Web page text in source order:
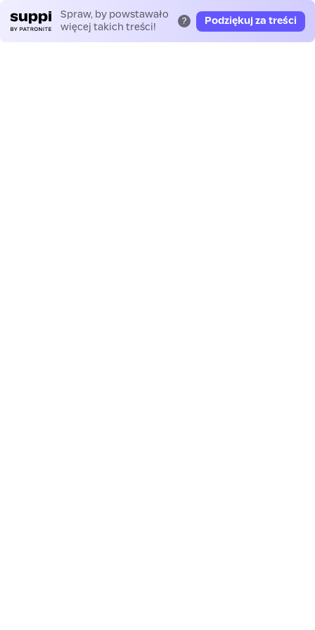
Spraw, by powstawało
więcej takich treści!
? Podziękuj za treści